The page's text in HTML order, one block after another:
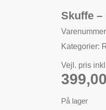
Skuffe
Kategorier:
Vejl. pris
399,00
På lager